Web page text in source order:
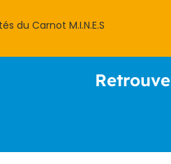
du Carnot M.I.N.E.S